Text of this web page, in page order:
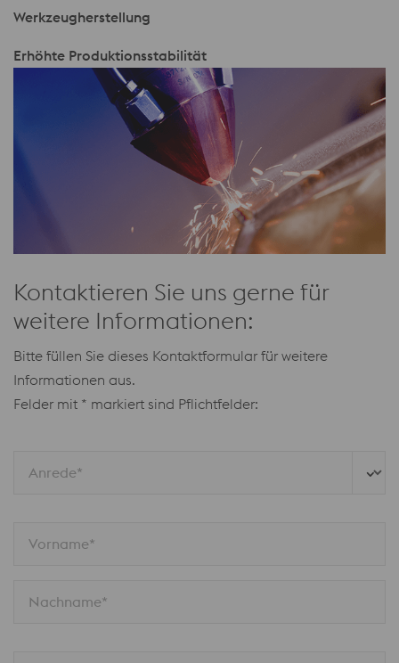
Werkzeugherstellung
Erhöhte Produktionsstabilität
Kontaktieren Sie uns gerne für
weitere Informationen:
Bitte füllen Sie dieses Kontaktformular für weitere
Informationen aus.
Felder mit * markiert sind Pflichtfelder:
Anrede*
Vorname*
Nachname*